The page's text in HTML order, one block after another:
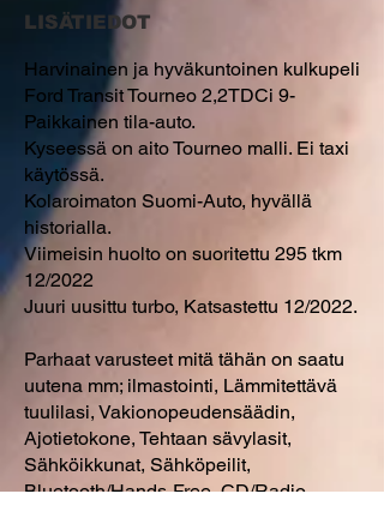
LISÄTIEDOT
Harvinainen ja hyväkuntoinen kulkupeli
Ford Transit Tourneo 2,2TDCi 9-
Paikkainen tila-auto.
Kyseessä on aito Tourneo malli. Ei taxi
käytössä.
Kolaroimaton Suomi-Auto, hyvällä
historialla.
Viimeisin huolto on suoritettu 295 tkm
12/2022
Juuri uusittu turbo, Katsastettu 12/2022.
Parhaat varusteet mitä tähän on saatu
uutena mm; ilmastointi, Lämmitettävä
tuulilasi, Vakionopeudensäädin,
Ajotietokone, Tehtaan sävylasit,
Sähköikkunat, Sähköpeilit,
Bluetooth/Hands-Free, CD/Radio,